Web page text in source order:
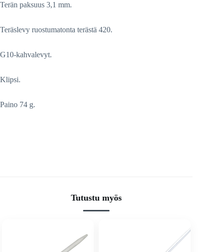
Terän paksuus 3,1 mm.
Teräslevy ruostumatonta terästä 420.
G10-kahvalevyt.
Klipsi.
Paino 74 g.
Tutustu myös